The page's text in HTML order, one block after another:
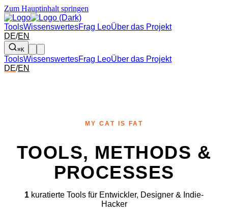
Zum Hauptinhalt springen
ToolsWissenswertesFrag LeoÜber das Projekt
DE/EN
⌘K
ToolsWissenswertesFrag LeoÜber das Projekt
DE/EN
MY CAT IS FAT
TOOLS, METHODS &
PROCESSES
1 kuratierte Tools für Entwickler, Designer & Indie-
Hacker